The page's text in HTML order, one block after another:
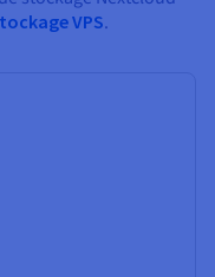
VPS.